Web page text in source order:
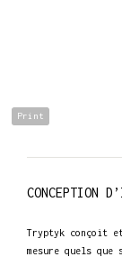
Print
CONCEPTION
Tryptyk conçoit
mesure quels